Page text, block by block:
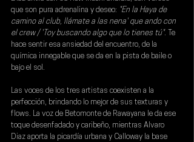
que son pura adrenalina y deseo: "En la Haya de
camino al club, llámate a las nena' que ando con
el crew / 'Toy buscando algo que lo tienes tú". Te
hace sentir esa ansiedad del encuentro, de la
química innegable que se da en la pista de baile o
bajo el sol.
Las voces de los tres artistas coexisten a la
perfección, brindando lo mejor de sus texturas y
flows. La voz de Betomonte de Rawayana le da ese
toque desenfadado y caribeño, mientras Alvaro
Diaz aporta la picardía urbana y Calloway la base